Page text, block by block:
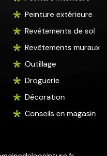
Peinture extérieure
Revêtements de sol
Revêtements muraux
Outillage
Droguerie
Décoration
Conseils en magasin